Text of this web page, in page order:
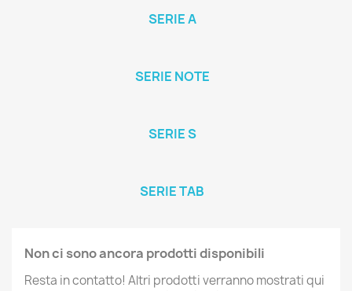
SERIE A
SERIE NOTE
SERIE S
SERIE TAB
Non ci sono ancora prodotti disponibili
Resta in contatto! Altri prodotti verranno mostrati qui